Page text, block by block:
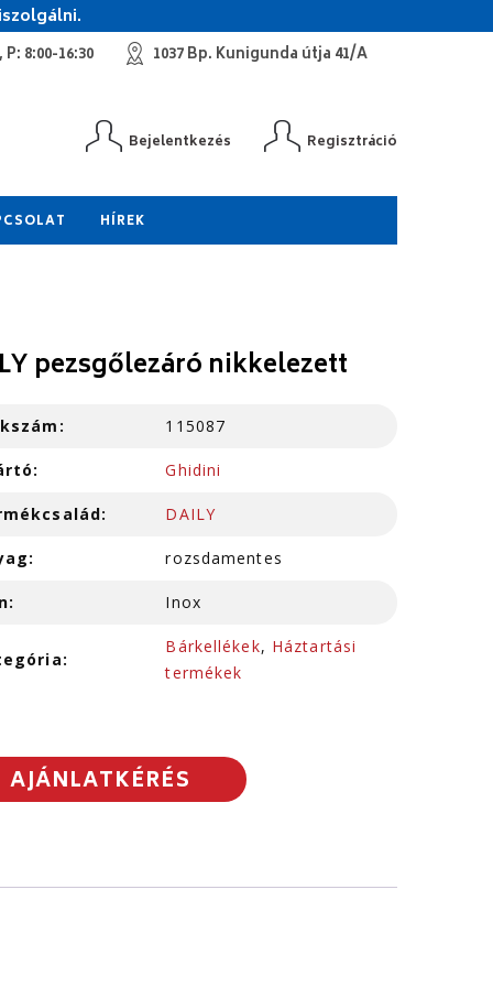
8:00-16:30 1037 Bp. Kunigunda útja 41/A
Bejelentkezés Regisztráció
HÍREK
pezsgőlezáró nikkelezett
115087
Ghidini
DAILY
rozsdamentes
Inox
Bárkellékek, Háztartási
termékek
AJÁNLATKÉRÉS